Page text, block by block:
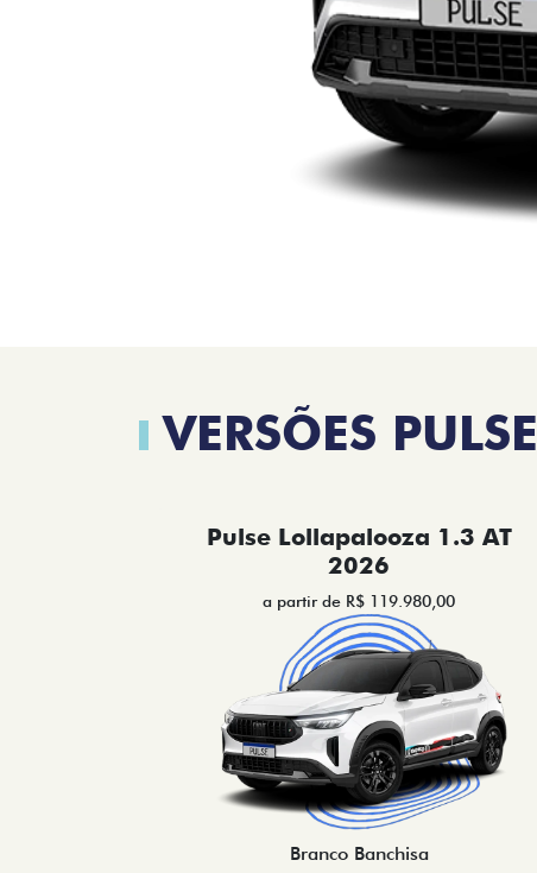
VERSÕES PULSE
Pulse Lollapalooza 1.3 AT
2026
a partir de R$ 119.980,00
Branco Banchisa